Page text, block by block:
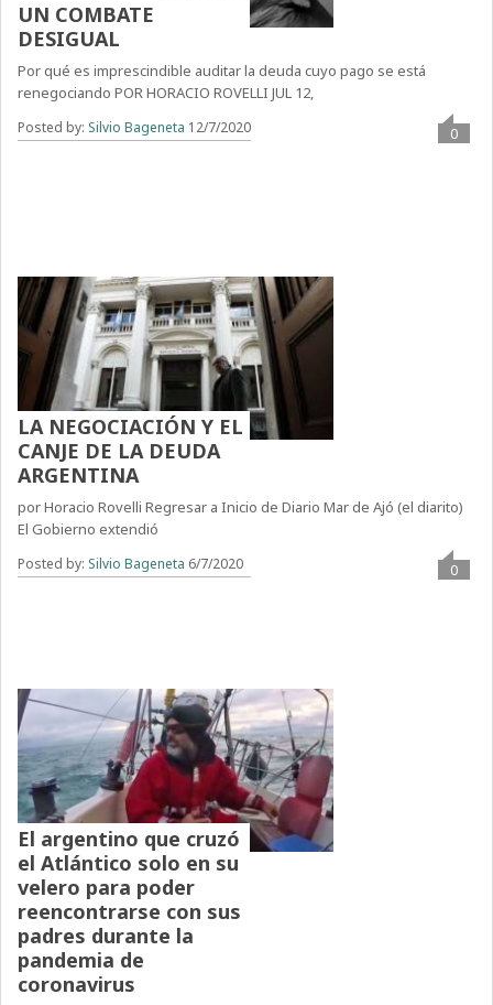
UN COMBATE
DESIGUAL
Por qué es imprescindible auditar la deuda cuyo pago se está
renegociando POR HORACIO ROVELLI JUL 12,
Posted by: Silvio Bageneta 12/7/2020 0
LA NEGOCIACIÓN Y EL
CANJE DE LA DEUDA
ARGENTINA
por Horacio Rovelli Regresar a Inicio de Diario Mar de Ajó (el diarito)
El Gobierno extendió
Posted by: Silvio Bageneta 6/7/2020 0
El argentino que cruzó
el Atlántico solo en su
velero para poder
reencontrarse con sus
padres durante la
pandemia de
coronavirus